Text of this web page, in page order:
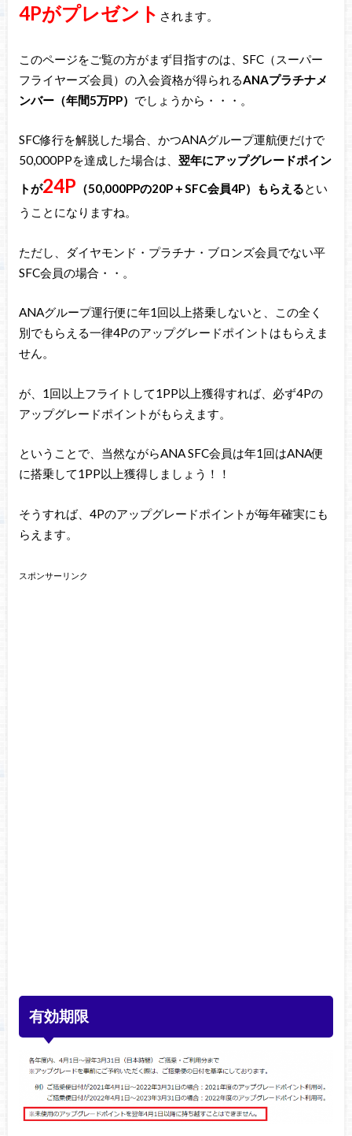
4Pがプレゼント されます。
このページをご覧の方がまず目指すのは、SFC（スーパー
フライヤーズ会員）の入会資格が得られるANAプラチナメ
ンバー（年間5万PP） でしょうから・・・。
SFC修行を解脱した場合、かつANAグループ運航便だけで
50,000PPを達成した場合は、 翌年にアップグレードポイン
トが24P （50,000PPの20P＋SFC会員4P）もらえるとい
うことになりますね。
ただし、ダイヤモンド・プラチナ・ブロンズ会員でない平
SFC会員の場合・・。
ANAグループ運行便に年1回以上搭乗しないと、この全く
別でもらえる一律4Pのアップグレードポイントはもらえま
せん。
が、1回以上フライトして1PP以上獲得すれば、必ず4Pの
アップグレードポイントがもらえます。
ということで、当然ながらANA SFC会員は年1回はANA便
に搭乗して1PP以上獲得しましょう！！
そうすれば、4Pのアップグレードポイントが毎年確実にも
らえます。
スポンサーリンク
有効期限